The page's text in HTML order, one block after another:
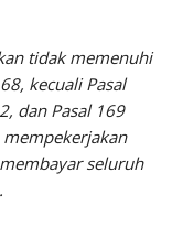
tidak memenuhi
kecuali Pasal
dan Pasal 169
seluruh